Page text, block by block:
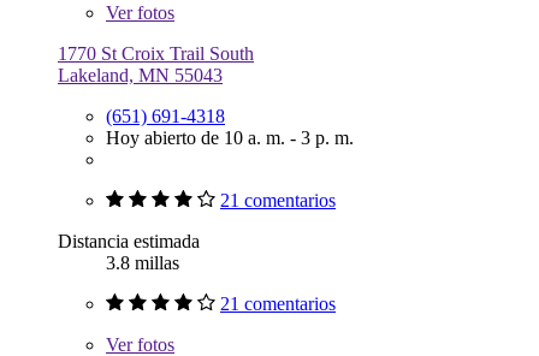
Verfotos
1770 St Croix Trail South
Lakeland, MN 55043
(651) 691-4318
Hoy abierto de 10 a. m. - 3 p. m.
21 comentarios
Distancia estimada
3.8 millas
21 comentarios
Verfotos